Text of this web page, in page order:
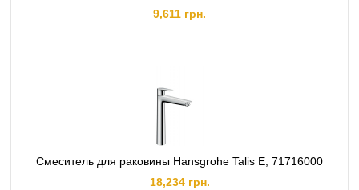
9,611 грн.
Смеситель для раковины Hansgrohe Talis E, 71716000
18,234 грн.